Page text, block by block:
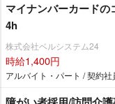
マイナンバーカード
4h
株式会社ベルシステム24
時給1,400円
アルバイト・パート / 契約社